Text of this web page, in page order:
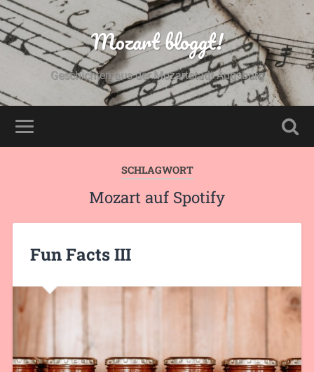
Mozart bloggt!
Geschichten aus der Mozartstadt Augsburg
SCHLAGWORT
Mozart auf Spotify
Fun Facts III